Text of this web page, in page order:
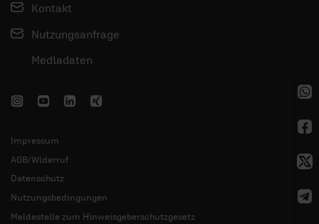
Kontakt
Nutzungsanfrage
Mediadaten
Impressum
AGB/Widerruf
Datenschutz
Nutzungsbedingungen
Meldestelle zum Hinweisgeberschutzgesetz